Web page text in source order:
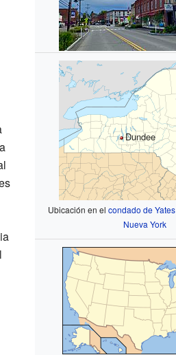
Dundee
Ubicación en elcondado de Yates
Nueva York